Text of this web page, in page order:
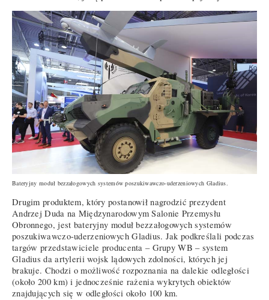
Bateryjny moduł bezzałogowych systemów poszukiwawczo-uderzeniowych Gladius.
Drugim produktem, który postanowił nagrodzić prezydent
Andrzej Duda na Międzynarodowym Salonie Przemysłu
Obronnego, jest bateryjny moduł bezzałogowych systemów
poszukiwawczo-uderzeniowych Gladius. Jak podkreślali podczas
targów przedstawiciele producenta – Grupy WB – system
Gladius da artylerii wojsk lądowych zdolności, których jej
brakuje. Chodzi o możliwość rozpoznania na dalekie odległości
(około 200 km) i jednocześnie rażenia wykrytych obiektów
znajdujących się w odległości około 100 km.